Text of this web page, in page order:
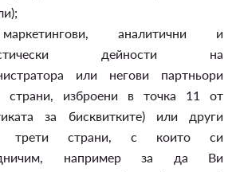
аналитични и
дейности на
или негови партньори
страни, изброени в точка 11 от
за бисквитките) или други
трети страни, с които си
например за да Ви